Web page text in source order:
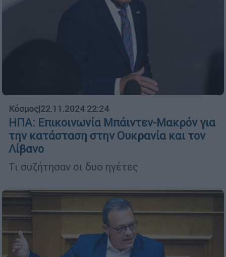
Κόσμος|22.11.2024 22:24
ΗΠΑ: Επικοινωνία Μπάιντεν-Μακρόν για
την κατάσταση στην Ουκρανία και τον
Λίβανο
Τι συζήτησαν οι δυο ηγέτες